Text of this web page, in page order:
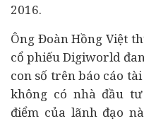
2016.
Ông Đoàn Hồng Việt
cổ phiếu Digiworld
con số trên báo cáo
không có nhà đầu
điểm của lãnh đạo